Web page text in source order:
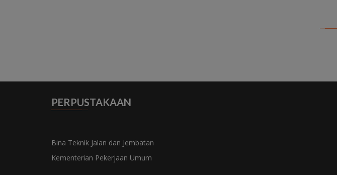
PERPUSTAKAAN
Bina Teknik Jalan dan Jembatan
Kementerian Pekerjaan Umum